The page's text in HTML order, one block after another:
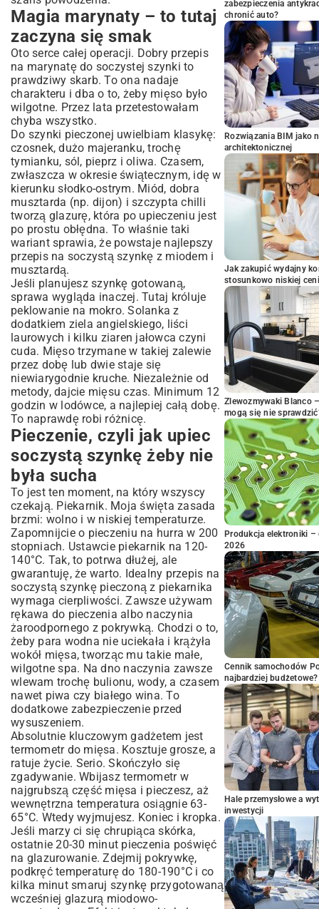
Magia marynaty – to tutaj
zaczyna się smak
Oto serce całej operacji. Dobry przepis
na marynatę do soczystej szynki to
prawdziwy skarb. To ona nadaje
charakteru i dba o to, żeby mięso było
wilgotne. Przez lata przetestowałam
chyba wszystko.
Do szynki pieczonej uwielbiam klasykę:
czosnek, dużo majeranku, trochę
tymianku, sól, pieprz i oliwa. Czasem,
zwłaszcza w okresie świątecznym, idę w
kierunku słodko-ostrym. Miód, dobra
musztarda (np. dijon) i szczypta chilli
tworzą glazurę, która po upieczeniu jest
po prostu obłędna. To właśnie taki
wariant sprawia, że powstaje najlepszy
przepis na soczystą szynkę z miodem i
musztardą.
Jeśli planujesz szynkę gotowaną,
sprawa wygląda inaczej. Tutaj króluje
peklowanie na mokro. Solanka z
dodatkiem ziela angielskiego, liści
laurowych i kilku ziaren jałowca czyni
cuda. Mięso trzymane w takiej zalewie
przez dobę lub dwie staje się
niewiarygodnie kruche. Niezależnie od
metody, dajcie mięsu czas. Minimum 12
godzin w lodówce, a najlepiej całą dobę.
To naprawdę robi różnicę.
Pieczenie, czyli jak upiec
soczystą szynkę żeby nie
była sucha
To jest ten moment, na który wszyscy
czekają. Piekarnik. Moja święta zasada
brzmi: wolno i w niskiej temperaturze.
Zapomnijcie o pieczeniu na hurra w 200
stopniach. Ustawcie piekarnik na 120-
140°C. Tak, to potrwa dłużej, ale
gwarantuję, że warto. Idealny przepis na
soczystą szynkę pieczoną z piekarnika
wymaga cierpliwości. Zawsze używam
rękawa do pieczenia albo naczynia
żaroodpornego z pokrywką. Chodzi o to,
żeby para wodna nie uciekała i krążyła
wokół mięsa, tworząc mu takie małe,
wilgotne spa. Na dno naczynia zawsze
wlewam trochę bulionu, wody, a czasem
nawet piwa czy białego wina. To
dodatkowe zabezpieczenie przed
wysuszeniem.
Absolutnie kluczowym gadżetem jest
termometr do mięsa. Kosztuje grosze, a
ratuje życie. Serio. Skończyło się
zgadywanie. Wbijasz termometr w
najgrubszą część mięsa i pieczesz, aż
wewnętrzna temperatura osiągnie 63-
65°C. Wtedy wyjmujesz. Koniec i kropka.
Jeśli marzy ci się chrupiąca skórka,
ostatnie 20-30 minut pieczenia poświęć
na glazurowanie. Zdejmij pokrywkę,
podkręć temperaturę do 180-190°C i co
kilka minut smaruj szynkę przygotowaną
wcześniej glazurą miodowo-
zabezpieczenia
chronić auto?
Rozwiązania BIM jako
architektonicznej
Jak zakupić wydajny
stosunkowo niskiej
Zlewozmywaki Blanco
mogą się nie
Produkcja elektroniki –
2026
Cennik samochodów
najbardziej budżetowe?
Hale przemysłowe a
inwestycji